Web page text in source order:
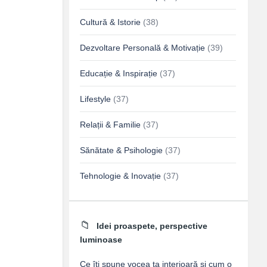
Cultură & Istorie (38)
Dezvoltare Personală & Motivație (39)
Educație & Inspirație (37)
Lifestyle (37)
Relații & Familie (37)
Sănătate & Psihologie (37)
Tehnologie & Inovație (37)
Idei proaspete, perspective
luminoase
Ce îți spune vocea ta interioară și cum o